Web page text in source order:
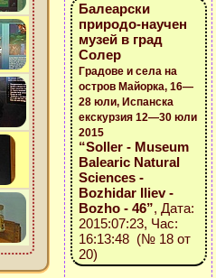
Балеарски
природо-научен
музей в град
Солер
Градове и села на
остров Майорка, 16—
28 юли, Испанска
екскурзия 12—30 юли
2015
“Soller - Museum
Balearic Natural
Sciences -
Bozhidar Iliev -
Bozho - 46”, Дата:
2015:07:23, Час:
16:13:48 (№ 18 от
20)